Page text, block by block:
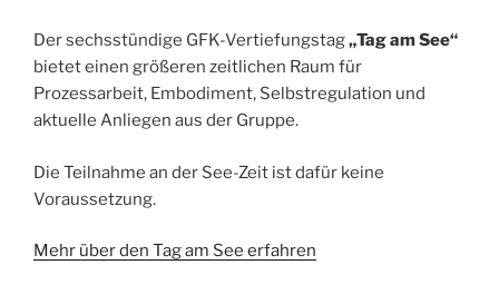
Der sechsstündige GFK-Vertiefungstag„Tag am See“
bietet einen größeren zeitlichen Raum für
Prozessarbeit, Embodiment, Selbstregulation und
aktuelle Anliegen aus der Gruppe.
Die Teilnahme an der See-Zeit ist dafür keine
Voraussetzung.
Mehr über den Tag am See erfahren